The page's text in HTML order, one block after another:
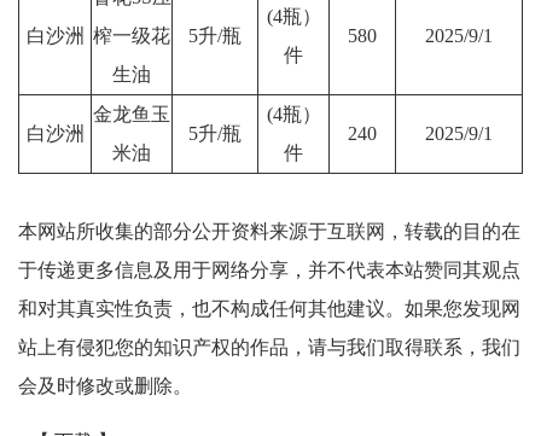
白沙洲 榨一级花
生油
5升/瓶
(4瓶）
件
580 2025/9/1
白沙洲
金龙鱼玉
米油
5升/瓶
(4瓶）
件
240 2025/9/1
本网站所收集的部分公开资料来源于互联网，转载的目的在
于传递更多信息及用于网络分享，并不代表本站赞同其观点
和对其真实性负责，也不构成任何其他建议。如果您发现网
站上有侵犯您的知识产权的作品，请与我们取得联系，我们
会及时修改或删除。